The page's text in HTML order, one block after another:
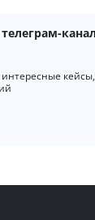
канал